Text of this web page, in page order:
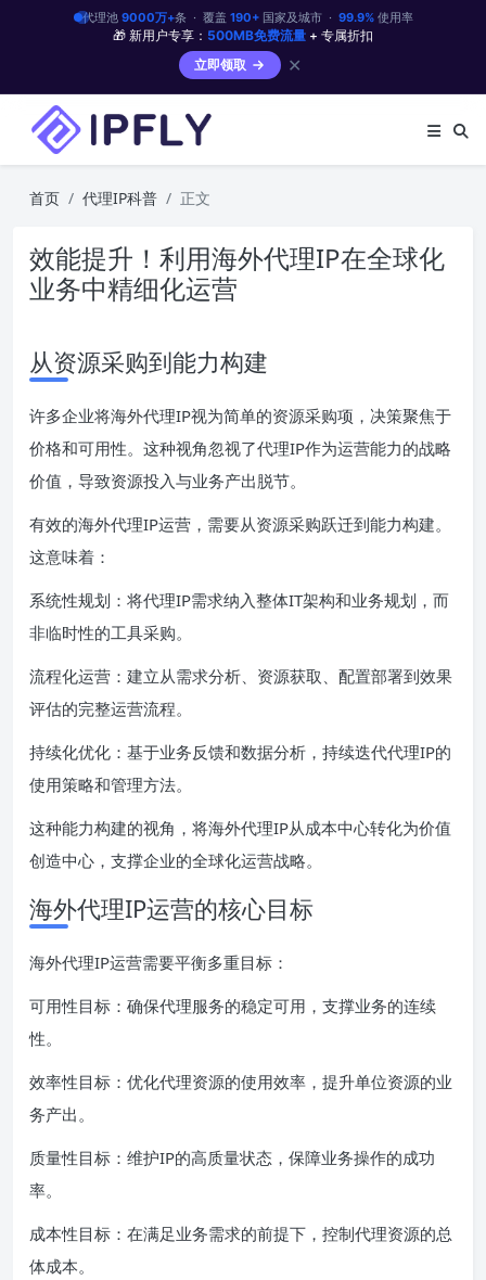
代理池 9000万+条 · 覆盖 190+国家及城市 · 99.9%使用率
🎁 新用户专享： 500MB免费流量 + 专属折扣
立即领取
✕
首页 代理IP科普 正文
效能提升！利用海外代理IP在全球化
业务中精细化运营
从资源采购到能力构建
许多企业将海外代理IP视为简单的资源采购项，决策聚焦于
价格和可用性。这种视角忽视了代理IP作为运营能力的战略
价值，导致资源投入与业务产出脱节。
有效的海外代理IP运营，需要从资源采购跃迁到能力构建。
这意味着：
系统性规划：将代理IP需求纳入整体IT架构和业务规划，而
非临时性的工具采购。
流程化运营：建立从需求分析、资源获取、配置部署到效果
评估的完整运营流程。
持续化优化：基于业务反馈和数据分析，持续迭代代理IP的
使用策略和管理方法。
这种能力构建的视角，将海外代理IP从成本中心转化为价值
创造中心，支撑企业的全球化运营战略。
海外代理IP运营的核心目标
海外代理IP运营需要平衡多重目标：
可用性目标：确保代理服务的稳定可用，支撑业务的连续
性。
效率性目标：优化代理资源的使用效率，提升单位资源的业
务产出。
质量性目标：维护IP的高质量状态，保障业务操作的成功
率。
成本性目标：在满足业务需求的前提下，控制代理资源的总
体成本。